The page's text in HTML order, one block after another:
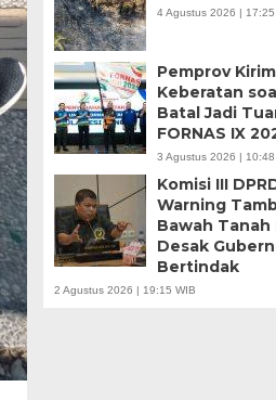
4 Agustus 2026 | 17:25
Pemprov
Keberatan
Batal Jadi
FORNAS IX
3 Agustus 2026 | 10:48
Komisi III
Warning
Bawah Tanah
Desak
Bertindak
2 Agustus 2026 | 19:15 WIB